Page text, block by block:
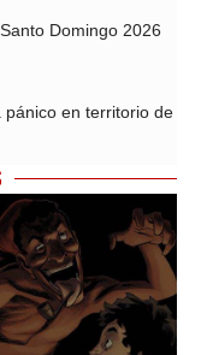
Domingo 2026
en territorio de